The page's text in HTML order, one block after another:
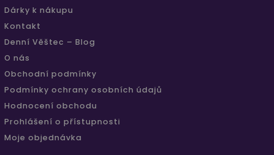
Dárky k nákupu
Kontakt
Denní Věštec – Blog
O nás
Obchodní podmínky
Podmínky ochrany osobních údajů
Hodnocení obchodu
Prohlášení o přístupnosti
Moje objednávka